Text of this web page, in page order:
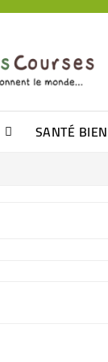
SANTÉ